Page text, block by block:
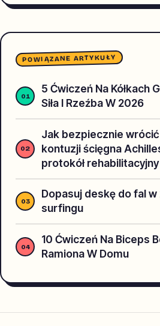
POWIĄZANE ARTYKUŁY
5 Ćwiczeń Na Kółkach
Siła I Rzeźba W 2026
Jak bezpiecznie
kontuzji ścięgna
protokół rehabilitacyjny
Dopasuj deskę do fal
surfingu
10 Ćwiczeń Na Biceps
Ramiona W Domu